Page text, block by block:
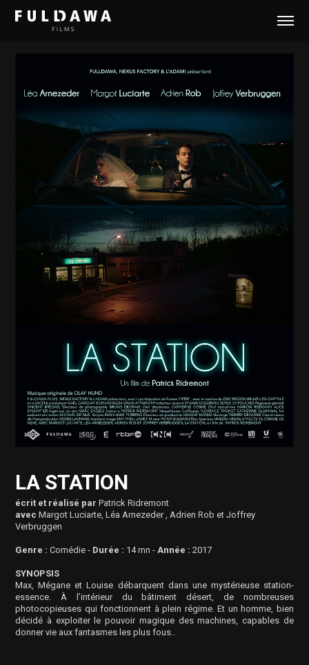
LA STATION
écrit et réalisé par Patrick Ridremont
avec Margot Luciarte, Léa Arnezeder , Adrien Rob et Joffrey
Verbruggen
Genre : Comédie - Durée : 14mn - Année : 2017
SYNOPSIS
Max, Mégane et Louise débarquent dans une mystérieuse station-
essence. À l’intérieur du bâtiment désert, de nombreuses
photocopieuses qui fonctionnent à plein régime. Et un homme, bien
décidé à exploiter le pouvoir magique des machines, capables de
donner vie aux fantasmes les plus fous..